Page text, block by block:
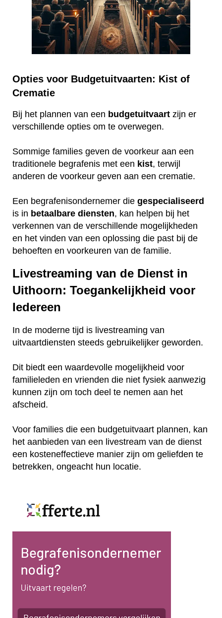
Opties voor Budgetuitvaarten: Kist of
Crematie
Bij het plannen van een budgetuitvaart zijn er
verschillende opties om te overwegen.
Sommige families geven de voorkeur aan een
traditionele begrafenis met een kist, terwijl
anderen de voorkeur geven aan een crematie.
Een begrafenisondernemer die gespecialiseerd
is in betaalbare diensten, kan helpen bij het
verkennen van de verschillende mogelijkheden
en het vinden van een oplossing die past bij de
behoeften en voorkeuren van de familie.
Livestreaming van de Dienst in
Uithoorn: Toegankelijkheid voor
Iedereen
In de moderne tijd is livestreaming van
uitvaartdiensten steeds gebruikelijker geworden.
Dit biedt een waardevolle mogelijkheid voor
familieleden en vrienden die niet fysiek aanwezig
kunnen zijn om toch deel te nemen aan het
afscheid.
Voor families die een budgetuitvaart plannen, kan
het aanbieden van een livestream van de dienst
een kosteneffectieve manier zijn om geliefden te
betrekken, ongeacht hun locatie.